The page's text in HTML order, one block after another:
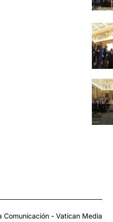
- Vatican Media